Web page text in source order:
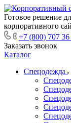
Готовое решение
корпоративного
+7 (800) 707 36
Заказать звонок
Каталог
Спецодежда